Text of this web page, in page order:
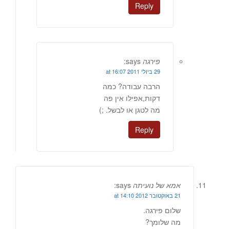
Reply
פירגה says:
29 ביולי 2011 at 16:07
הרבה עבודה? כמה
דקות,אפילו אין פה
מה לטגן או לבשל. ;)
Reply
אמא של נועיתה says:
21 באוקטובר 2012 at 14:10
שלום פירגה.
מה שלומך?